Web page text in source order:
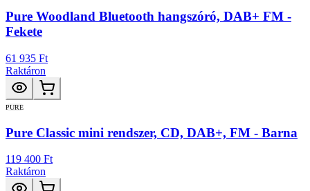
Pure Woodland Bluetooth hangszóró, DAB+ FM -
Fekete
61 935 Ft
Raktáron
PURE
Pure Classic mini rendszer, CD, DAB+, FM - Barna
119 400 Ft
Raktáron